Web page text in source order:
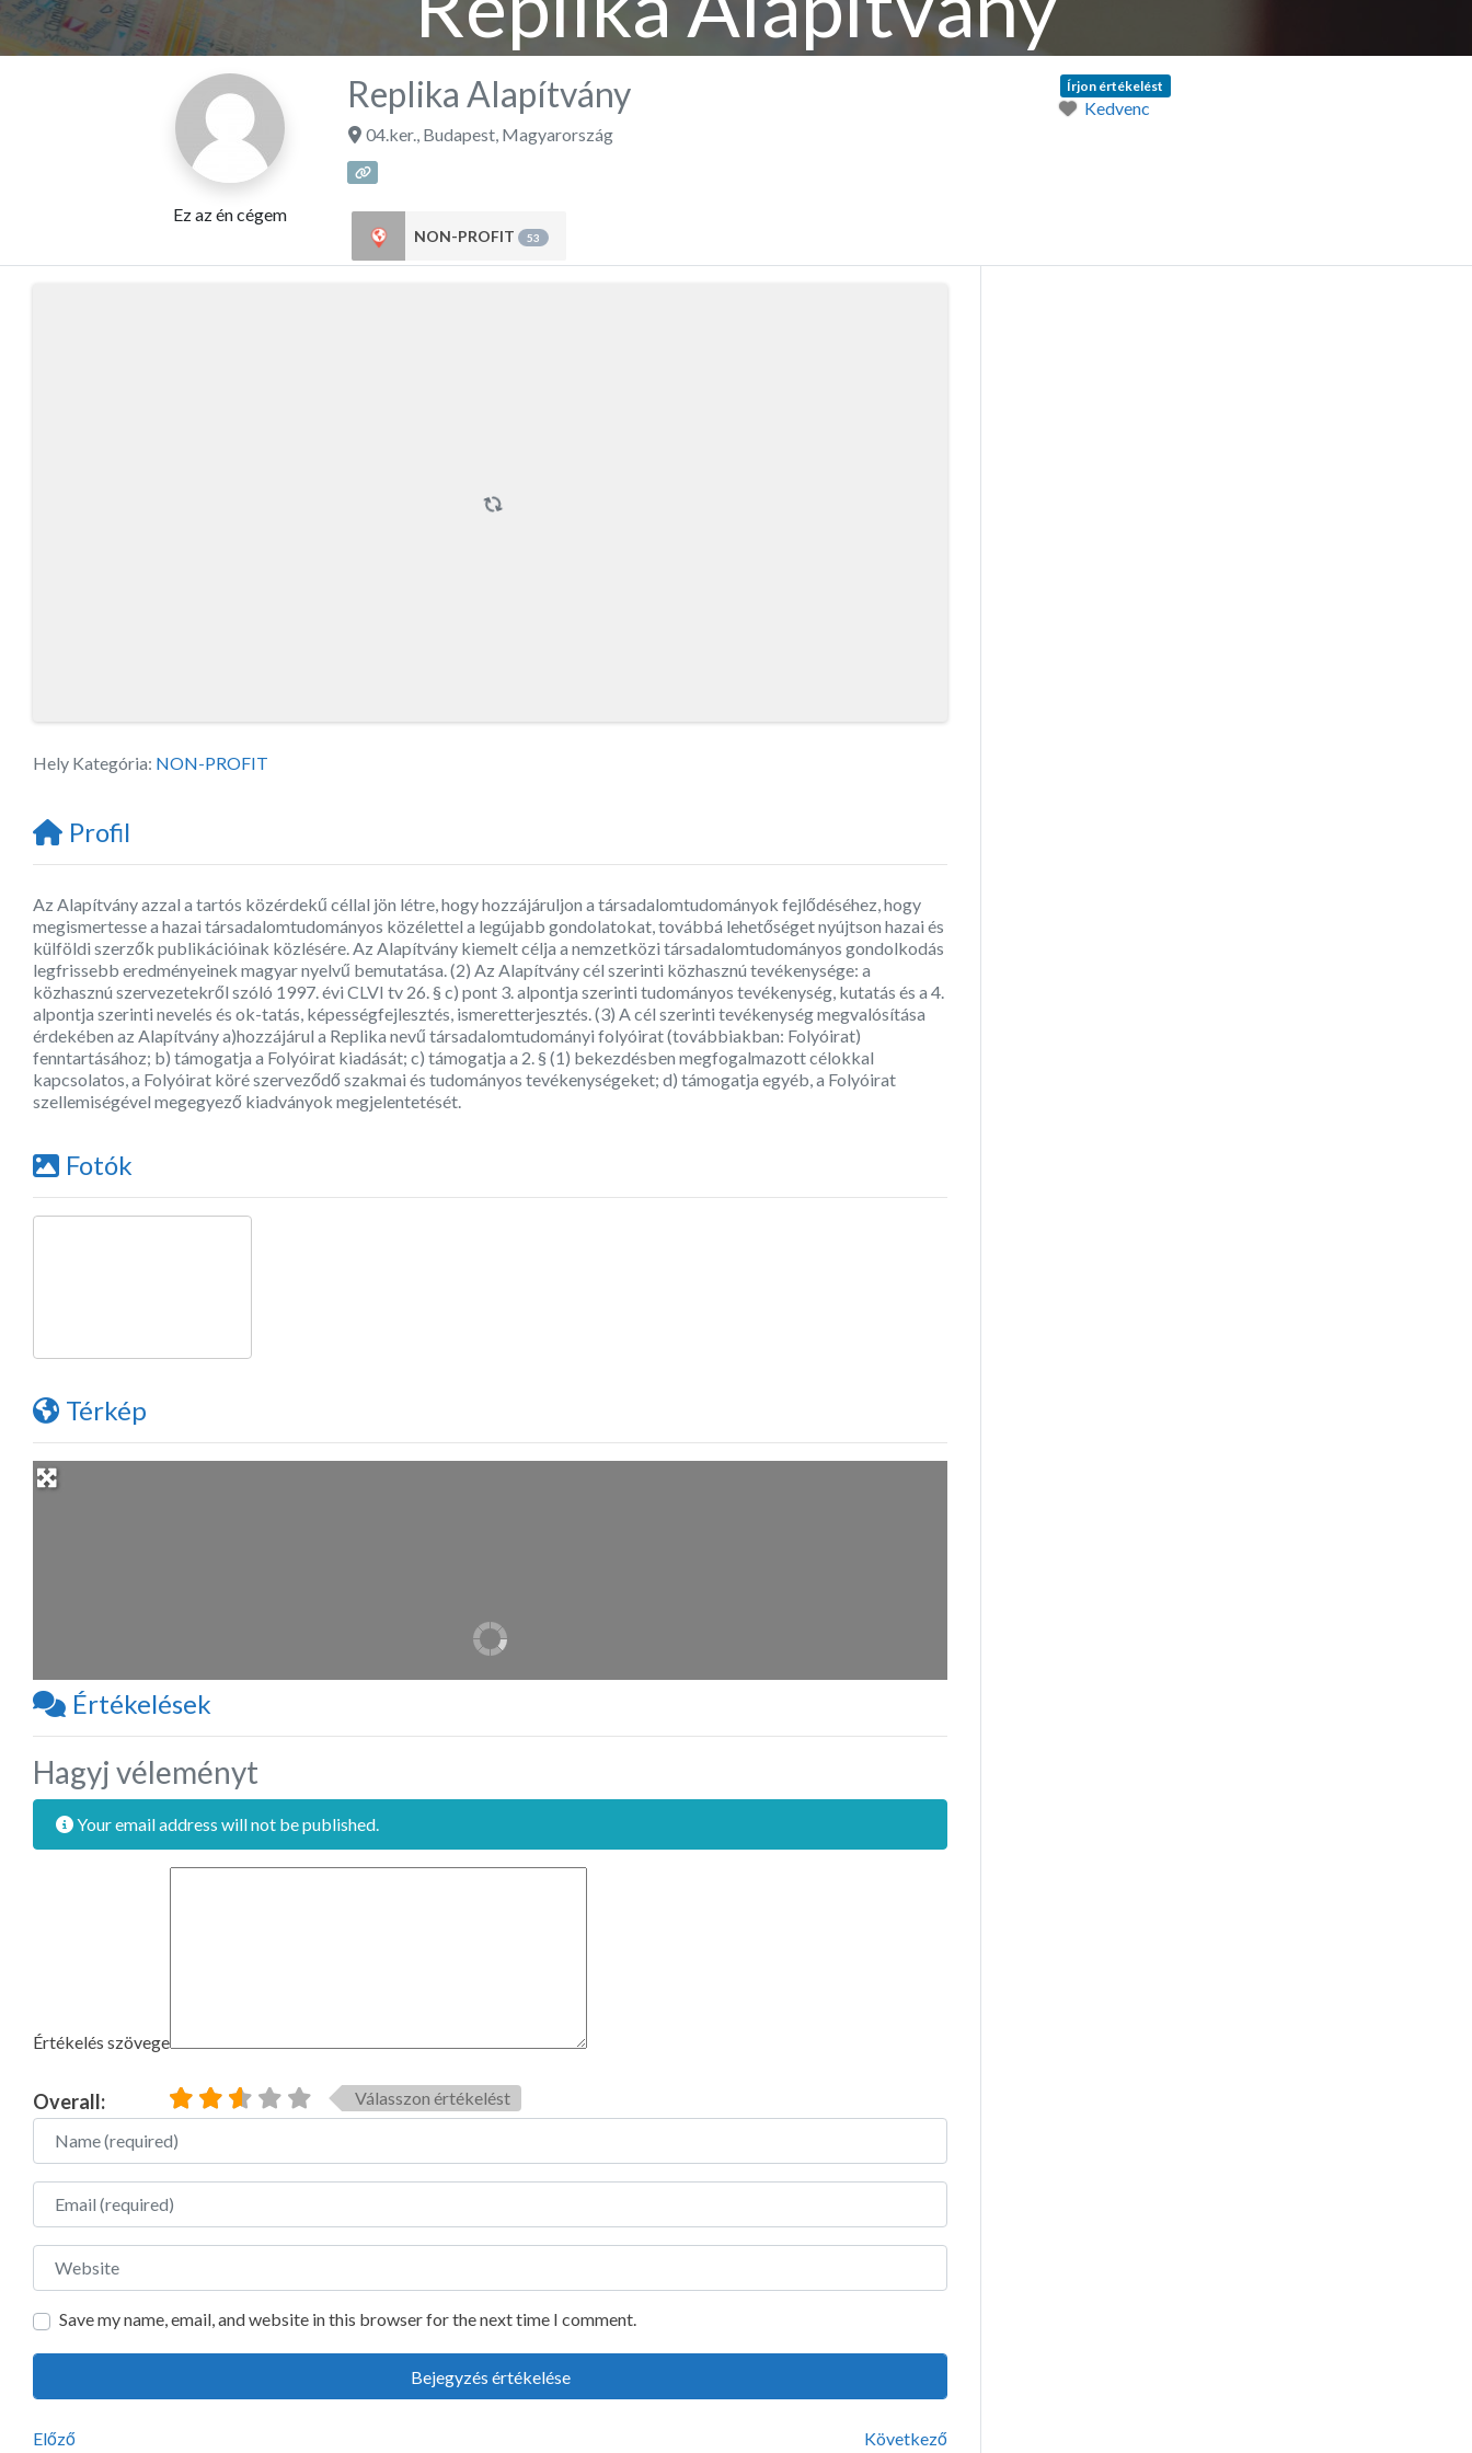
Ez az én cégem
Replika Alapítvány
04.ker., Budapest, Magyarország
NON-PROFIT 53
Írjon értékelést
Kedvenc
Hely Kategória: NON-PROFIT
Profil
Az Alapítvány azzal a tartós közérdekű céllal jön létre, hogy hozzájáruljon a társadalomtudományok fejlődéséhez, hogy
megismertesse a hazai társadalomtudományos közélettel a legújabb gondolatokat, továbbá lehetőséget nyújtson hazai és
külföldi szerzők publikációinak közlésére. Az Alapítvány kiemelt célja a nemzetközi társadalomtudományos gondolkodás
legfrissebb eredményeinek magyar nyelvű bemutatása. (2) Az Alapítvány cél szerinti közhasznú tevékenysége: a
közhasznú szervezetekről szóló 1997. évi CLVI tv 26. § c) pont 3. alpontja szerinti tudományos tevékenység, kutatás és a 4.
alpontja szerinti nevelés és ok-tatás, képességfejlesztés, ismeretterjesztés. (3) A cél szerinti tevékenység megvalósítása
érdekében az Alapítvány a)hozzájárul a Replika nevű társadalomtudományi folyóirat (továbbiakban: Folyóirat)
fenntartásához; b) támogatja a Folyóirat kiadását; c) támogatja a 2. § (1) bekezdésben megfogalmazott célokkal
kapcsolatos, a Folyóirat köré szerveződő szakmai és tudományos tevékenységeket; d) támogatja egyéb, a Folyóirat
szellemiségével megegyező kiadványok megjelentetését.
Fotók
Térkép
Értékelések
Hagyj véleményt
Your email address will not be published.
Értékelés szövege
Overall:
Válasszon értékelést
Name
Email
Website
Save my name, email, and website in this browser for the next time I comment.
Előző Következő